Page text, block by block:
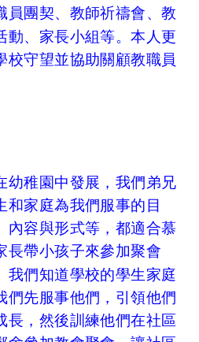
員團契、教師祈禱會、教
動、家長小組等。本人更
校守望並協助關顧教職員
幼稚園中發展，我們弟兄
和家庭為我們服事的目
內容與形式等，都適合慕
長帶小孩子來參加聚會
我們知道學校的學生家庭
們先服事他們，引領他們
長，然後訓練他們在社區